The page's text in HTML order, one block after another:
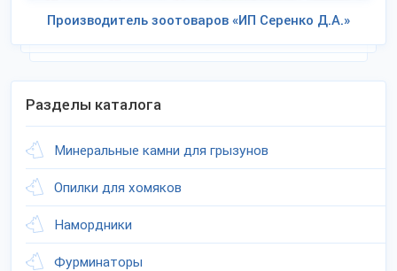
Производитель зоотоваров «ИП Серенко Д.А.»
Разделы каталога
Минеральные камни для грызунов
Опилки для хомяков
Намордники
Фурминаторы